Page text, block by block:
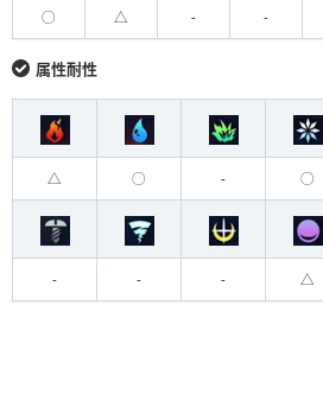
◯ △ - -
属性耐性
△ ◯ - ◯
- - - △